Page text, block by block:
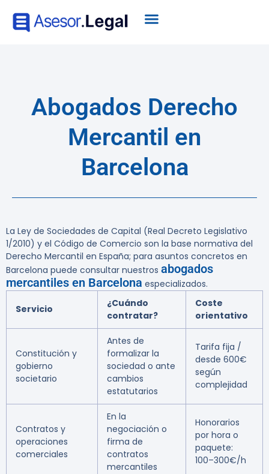
Abogados Derecho
Mercantil en
Barcelona
La Ley de Sociedades de Capital (Real Decreto Legislativo
1/2010) y el Código de Comercio son la base normativa del
Derecho Mercantil en España; para asuntos concretos en
Barcelona puede consultar nuestros abogados
mercantiles en Barcelona especializados.
Servicio
¿Cuándo
contratar?
Coste
orientativo
Constitución y
gobierno
societario
Antes de
formalizar la
sociedad o ante
cambios
estatutarios
Tarifa fija /
desde 600€
según
complejidad
Contratos y
operaciones
comerciales
En la
negociación o
firma de
contratos
mercantiles
Honorarios
por hora o
paquete:
100–300€/h